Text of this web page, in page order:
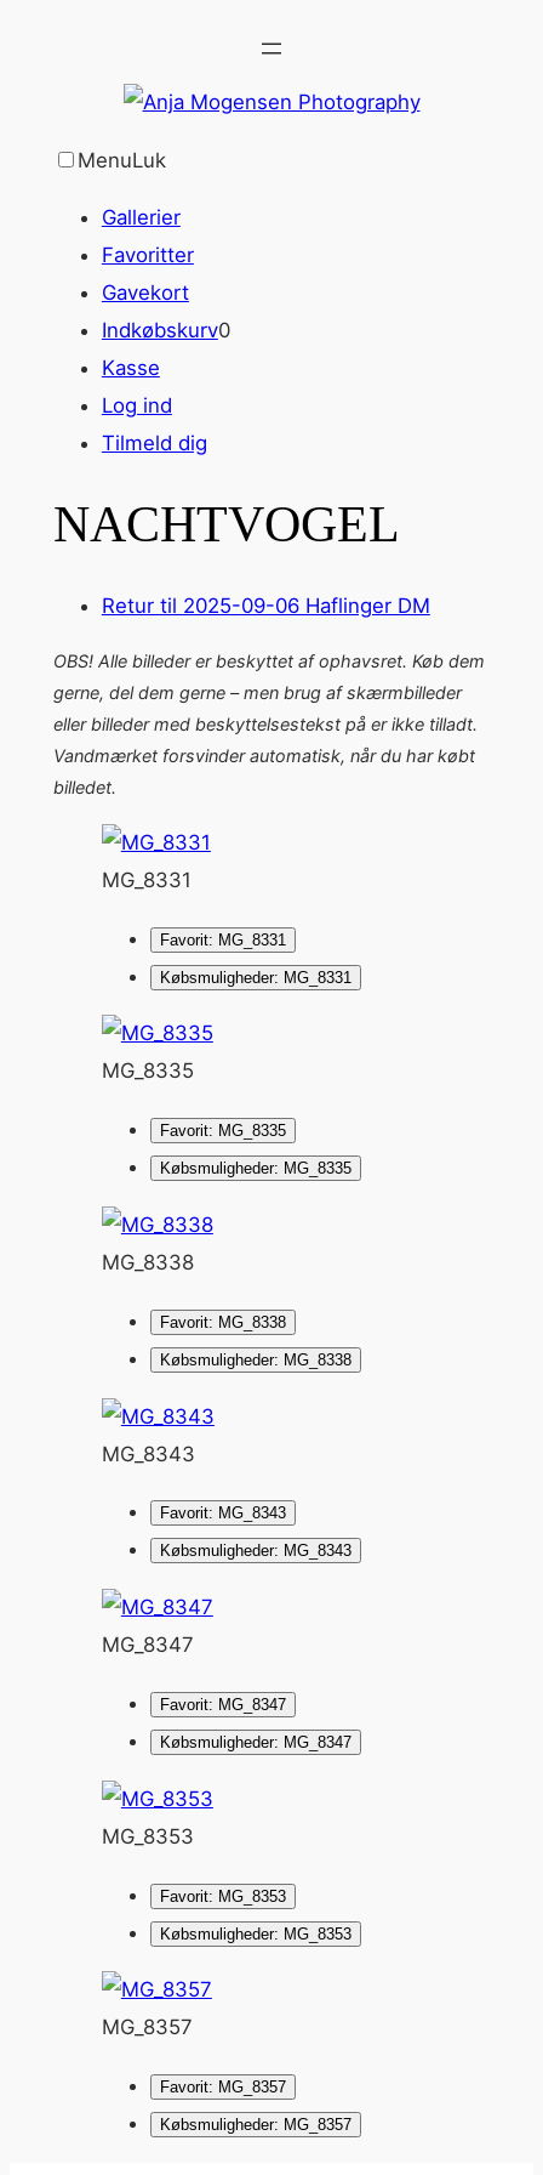
MenuLuk
Gallerier
Favoritter
Gavekort
Indkøbskurv0
Kasse
Log ind
Tilmeld dig
NACHTVOGEL
Retur til 2025-09-06 Haflinger DM
OBS! Alle billeder er beskyttet af ophavsret. Køb dem
gerne, del dem gerne – men brug af skærmbilleder
eller billeder med beskyttelsestekst på er ikke tilladt.
Vandmærket forsvinder automatisk, når du har købt
billedet.
MG_8331
Favorit: MG_8331
Købsmuligheder: MG_8331
MG_8335
Favorit: MG_8335
Købsmuligheder: MG_8335
MG_8338
Favorit: MG_8338
Købsmuligheder: MG_8338
MG_8343
Favorit: MG_8343
Købsmuligheder: MG_8343
MG_8347
Favorit: MG_8347
Købsmuligheder: MG_8347
MG_8353
Favorit: MG_8353
Købsmuligheder: MG_8353
MG_8357
Favorit: MG_8357
Købsmuligheder: MG_8357